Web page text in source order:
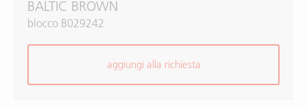
BALTIC BROWN
blocco B029242
aggiungi alla richiesta